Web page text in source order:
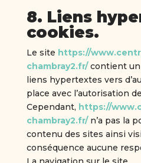
8. Liens
cookies.
Le site https://
chambray2.fr/contient un
liens hypertextes vers
place avec l’autorisation
Cependant, https://
chambray2.fr/n’a pas la
contenu des sites ainsi
conséquence aucune